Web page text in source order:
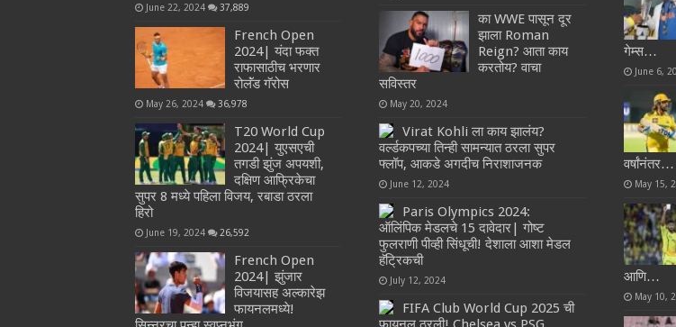
June 22, 2024 37,889
French Open
2024| यंदा फक्त
राफासाठीच भरणार
रोलॅंड गॅरोस
May 26, 2024 36,978
T20 World Cup
2024| युएसएची
तगडी झुंज अपयशी,
दक्षिण आफ्रिकेचा
सुपर 8 मध्ये पहिला विजय, रबाडा ठरला
हिरो
June 19, 2024 26,592
French Open
2024| झुंजार
विजयासह अल्कारेझ
फायनलमध्ये!
का WWE पासून दूर
झाला Roman
Reign? आता काय
करतोय? वाचा
सविस्तर
May 20, 2024
Virat Kohli ला काय झालंय?
वर्ल्डकपच्या तिन्ही सामन्यात ठरला सुपर
फ्लॉप, आकडे अगदीच निराशाजनक
June 12, 2024
Paris Olympics 2024:‌
ऑलिंपिक मेडलचे 15 दावेदार| गोष्ट
फुलराणी पीव्ही सिंधूची! देशाला आशा मेडल
हॅट्रिकची
July 12, 2024
FIFA Club World Cup 2025 ची
गेम्स…
June 6,
वर्षांनंतर…
May 15,
आणि…
May 10,